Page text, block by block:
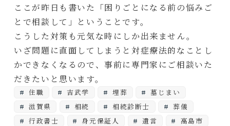
ここが昨日も書いた「困りごとになる前の悩みご
とで相談して」ということです。
こうした対策も元気な時にしか出来ません。
いざ問題に直面してしまうと対症療法的なことし
かできなくなるので、事前に専門家にご相談いた
だきたいと思います。
住職 吉武学 埋葬
墓じまい
滋賀県
相続 相続診断士
葬儀
行政書士
身元保証人 遺言 高島市